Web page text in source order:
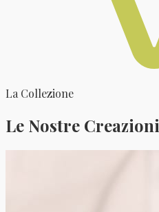
La Collezione
Le Nostre Creazioni